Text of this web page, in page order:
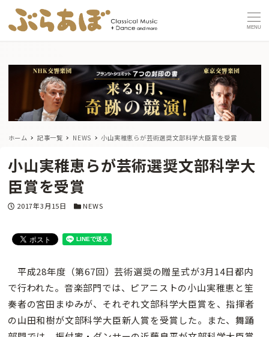
MENU
ホーム 記事一覧 NEWS 小山実稚恵らが芸術選奨文部科学大臣賞を受賞
小山実稚恵らが芸術選奨文部科学大
臣賞を受賞
投稿日
2017年3月15日 カテゴリー
NEWS
平成28年度（第67回）芸術選奨の贈呈式が3月14日都内
で行われた。音楽部門では、ピアニストの小山実稚恵と笙
奏者の宮田まゆみが、それぞれ文部科学大臣賞を、指揮者
の山田和樹が文部科学大臣新人賞を受賞した。また、舞踊